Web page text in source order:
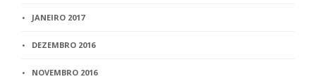
JANEIRO 2017
DEZEMBRO 2016
NOVEMBRO 2016